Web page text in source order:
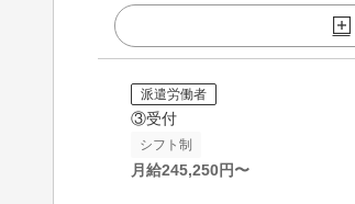
派遣労働者
③受付
シフト制
月給245,250円〜